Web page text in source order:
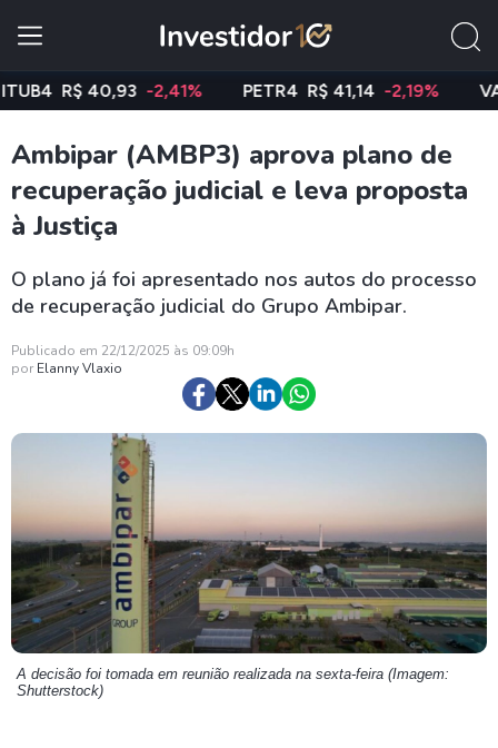
R$ 40,93 -2,41% PETR4 R$ 41,14 -2,19% VALE3
Ambipar (AMBP3) aprova plano de
recuperação judicial e leva proposta
à Justiça
O plano já foi apresentado nos autos do processo
de recuperação judicial do Grupo Ambipar.
Publicado em 22/12/2025 às 09:09h
por Elanny Vlaxio
A decisão foi tomada em reunião realizada na sexta-feira (Imagem:
Shutterstock)